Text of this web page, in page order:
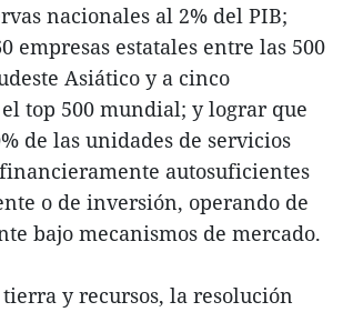
nacionales al 2% del PIB;
empresas estatales entre las 500
Asiático y a cinco
top 500 mundial; y lograr que
de las unidades de servicios
autosuficientes
o de inversión, operando de
bajo mecanismos de mercado.
y recursos, la resolución